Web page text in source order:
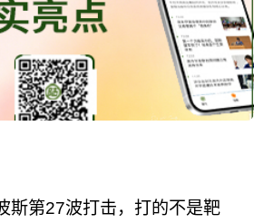
斯第27波打击，打的不是靶